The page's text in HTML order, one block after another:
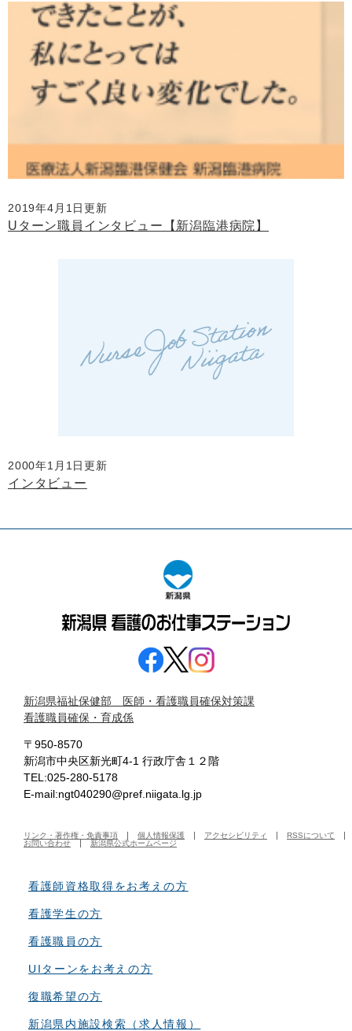
2019年4月1日更新
Uターン職員インタビュー【新潟臨港病院】
2000年1月1日更新
インタビュー
新潟県福祉保健部 医師・看護職員確保対策課
看護職員確保・育成係
〒950-8570
新潟市中央区新光町4-1 行政庁舎１２階
TEL:025-280-5178
E-mail:ngt040290@pref.niigata.lg.jp
リンク・著作権・免責事項 個人情報保護 アクセシビリティ
RSSについて
お問い合わせ
新潟県公式ホームページ
看護師資格取得をお考えの方
看護学生の方
看護職員の方
UIターンをお考えの方
復職希望の方
新潟県内施設検索（求人情報）